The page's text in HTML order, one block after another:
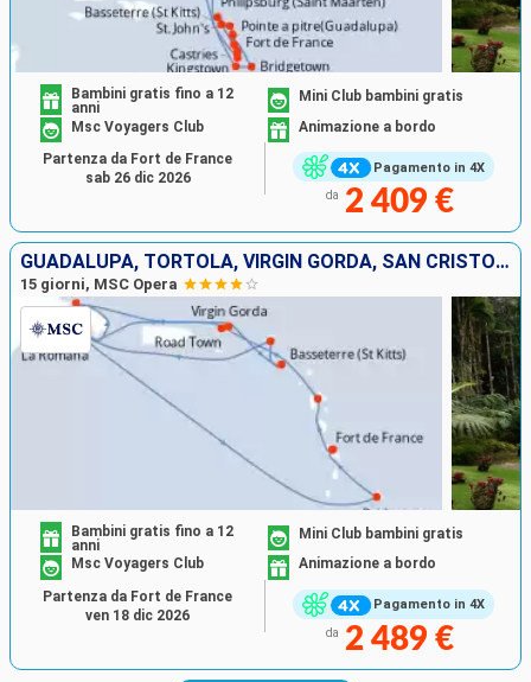
Pagamento in 4X
Bambini gratis fino a 12
anni
Mini Club bambini gratis
Msc Voyagers Club
Animazione a bordo
da 2 409 €
Partenza da Fort de France
sab 26 dic 2026
GUADALUPA, TORTOLA, VIRGIN GORDA, SAN CRISTOFORO E NEVIS, SAINT MARTIN, REPUBBLICA DOMINICANA, BARBADOS, MARTINICA
15 giorni, MSC Opera
Pagamento in 4X
Bambini gratis fino a 12
anni
Mini Club bambini gratis
Msc Voyagers Club
Animazione a bordo
da 2 489 €
Partenza da Fort de France
ven 18 dic 2026